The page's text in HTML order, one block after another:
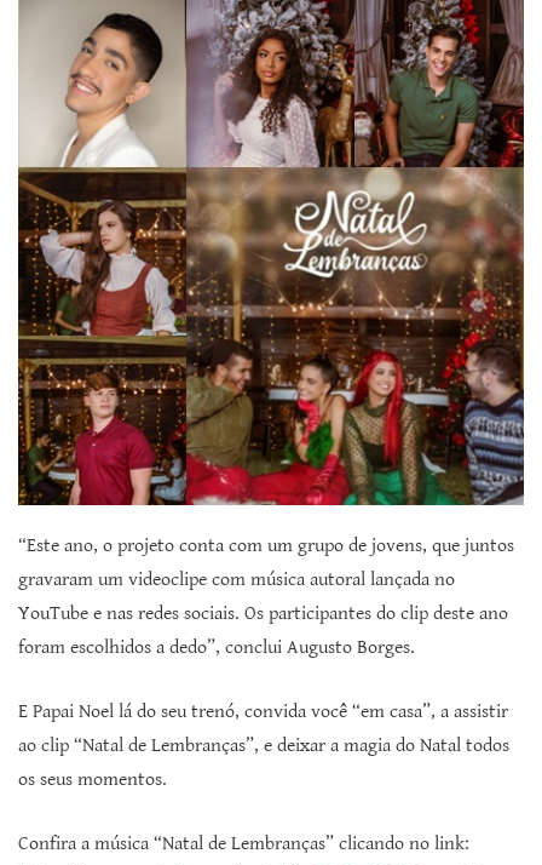
“Este ano, o projeto conta com um grupo de jovens, que juntos
gravaram um videoclipe com música autoral lançada no
YouTube e nas redes sociais. Os participantes do clip deste ano
foram escolhidos a dedo”, conclui Augusto Borges.
E Papai Noel lá do seu trenó, convida você “em casa”, a assistir
ao clip “Natal de Lembranças”, e deixar a magia do Natal todos
os seus momentos.
Confira a música “Natal de Lembranças” clicando no link: